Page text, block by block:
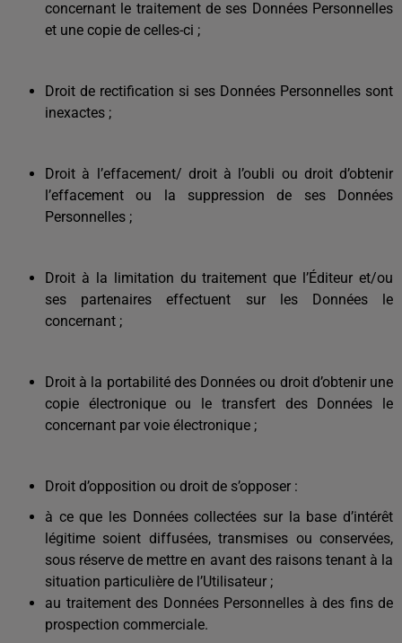
concernant le traitement de ses Données Personnelles
et une copie de celles-ci ;
Droit de rectification si ses Données Personnelles sont
inexactes ;
Droit à l’effacement/ droit à l’oubli ou droit d’obtenir
l’effacement ou la suppression de ses Données
Personnelles ;
Droit à la limitation du traitement que l’Éditeur et/ou
ses partenaires effectuent sur les Données le
concernant ;
Droit à la portabilité des Données ou droit d’obtenir une
copie électronique ou le transfert des Données le
concernant par voie électronique ;
Droit d’opposition ou droit de s’opposer :
à ce que les Données collectées sur la base d’intérêt
légitime soient diffusées, transmises ou conservées,
sous réserve de mettre en avant des raisons tenant à la
situation particulière de l’Utilisateur ;
au traitement des Données Personnelles à des fins de
prospection commerciale.